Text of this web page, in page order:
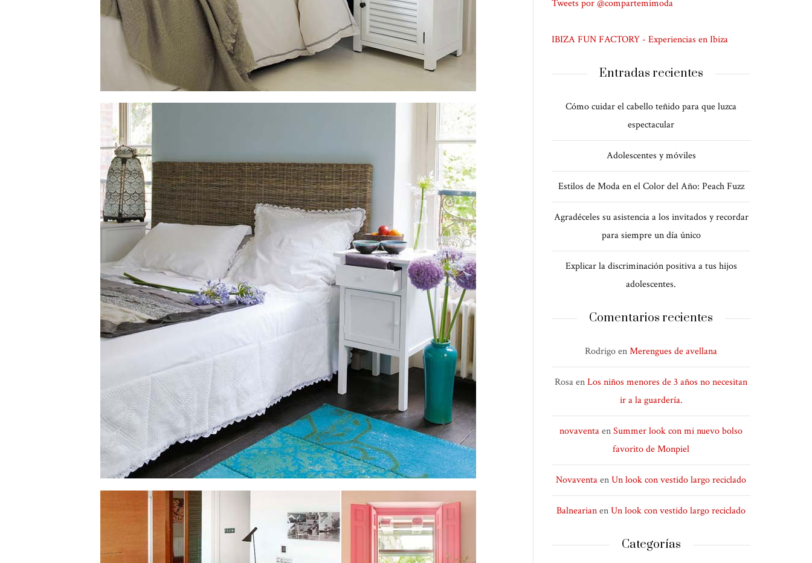
Tweets por @compartemimoda
IBIZA FUN FACTORY - Experiencias en Ibiza
Entradas recientes
Cómo cuidar el cabello teñido para que luzca
espectacular
Adolescentes y móviles
Estilos de Moda en el Color del Año: Peach Fuzz
Agradéceles su asistencia a los invitados y recordar
para siempre un día único
Explicar la discriminación positiva a tus hijos
adolescentes.
Comentarios recientes
RodrigoenMerengues de avellana
RosaenLos niños menores de 3 años no necesitan
ir a la guardería.
novaventaenSummer look con mi nuevo bolso
favorito de Monpiel
NovaventaenUn look con vestido largo reciclado
BalnearianenUn look con vestido largo reciclado
Categorías